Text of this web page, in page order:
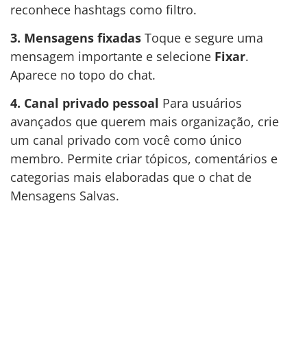
reconhece hashtags como filtro.
3. Mensagens fixadas Toque e segure uma
mensagem importante e selecione Fixar.
Aparece no topo do chat.
4. Canal privado pessoal Para usuários
avançados que querem mais organização, crie
um canal privado com você como único
membro. Permite criar tópicos, comentários e
categorias mais elaboradas que o chat de
Mensagens Salvas.